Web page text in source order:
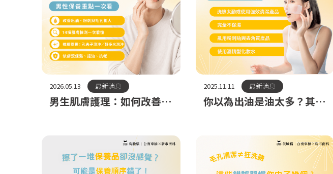
2026.05.13 最新消息
男生肌膚護理：如何改善油
2025.11.11 最新消息
你以為出油是油太多？其實
養的4大誤區